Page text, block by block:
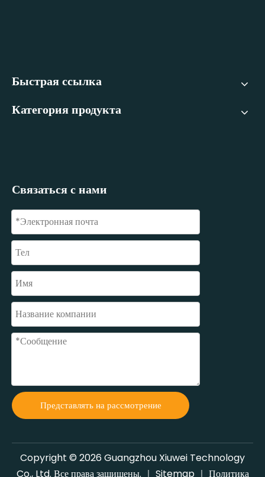
Быстрая ссылка
Категория продукта
Связаться с нами
Представлять на рассмотрение
Copyright © 2026 Guangzhou Xiuwei Technology
Co., Ltd. Все права защищены. ｜ Sitemap ｜ Политика